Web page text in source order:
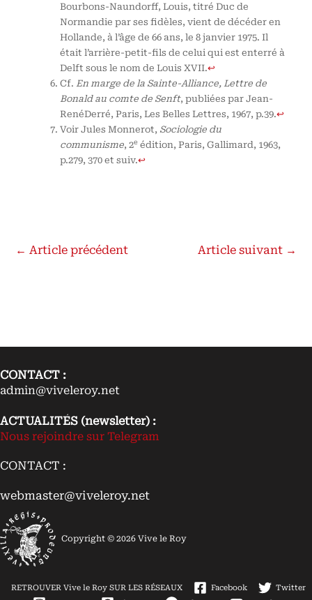
Bourbons-Naundorff, Louis, titré Duc de
Normandie par ses fidèles, vient de décéder en
Hollande, à l’âge de 66 ans, le 8 janvier 1975. Il
était l’arrière-petit-fils de celui qui est enterré à
Delft sous le nom de Louis XVII.↩
Cf. En marge de la Sainte-Alliance, Lettre de
Bonald au comte de Senft, publiées par Jean-
RenéDerré, Paris, Les Belles Lettres, 1967, p.39.↩
Voir Jules Monnerot, Sociologie du
communisme, 2e édition, Paris, Gallimard, 1963,
p.279, 370 et suiv.↩
← Article précédent Article suivant →
CONTACT :
admin@viveleroy.net
ACTUALITÉS (newsletter) :
Nous rejoindre sur Telegram
CONTACT :
webmaster@viveleroy.net
Copyright © 2026 Vive le Roy
RETROUVER Vive le Roy SUR LES RÉSEAUX Facebook
Twitter